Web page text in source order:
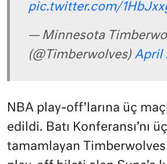
pic.twitter.com/
— Minnesota
(@Timberwolves) April
NBA play-off’larına üç
edildi. Batı Konferansı’nı
tamamlayan Timberwolves